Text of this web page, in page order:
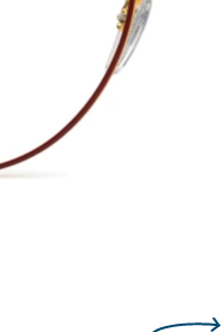
50 mm
Ширина на стъклото
на